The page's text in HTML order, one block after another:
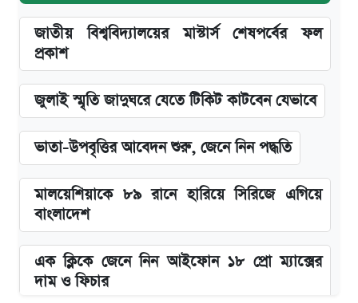
জাতীয় বিশ্ববিদ্যালয়ের মাস্টার্স শেষপর্বের ফল
প্রকাশ
জুলাই স্মৃতি জাদুঘরে যেতে টিকিট কাটবেন যেভাবে
ভাতা-উপবৃত্তির আবেদন শুরু, জেনে নিন পদ্ধতি
মালয়েশিয়াকে ৮৯ রানে হারিয়ে সিরিজে এগিয়ে
বাংলাদেশ
এক ক্লিকে জেনে নিন আইফোন ১৮ প্রো ম্যাক্সের
দাম ও ফিচার